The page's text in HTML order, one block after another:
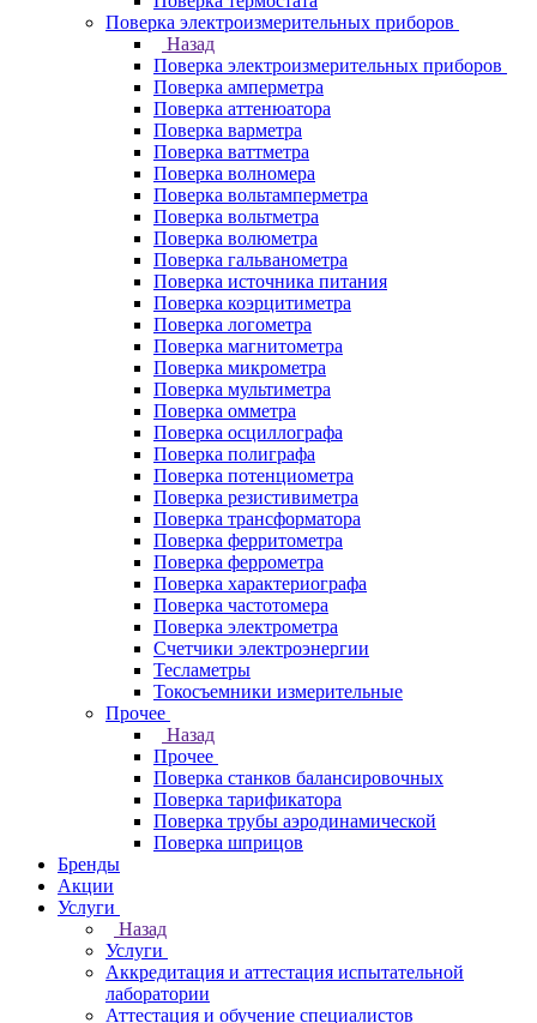
Поверка электроизмерительных приборов
Назад
Поверка электроизмерительных приборов
Поверка амперметра
Поверка аттенюатора
Поверка варметра
Поверка ваттметра
Поверка волномера
Поверка вольтамперметра
Поверка вольтметра
Поверка волюметра
Поверка гальванометра
Поверка источника питания
Поверка коэрцитиметра
Поверка логометра
Поверка магнитометра
Поверка микрометра
Поверка мультиметра
Поверка омметра
Поверка осциллографа
Поверка полиграфа
Поверка потенциометра
Поверка резистивиметра
Поверка трансформатора
Поверка ферритометра
Поверка феррометра
Поверка характериографа
Поверка частотомера
Поверка электрометра
Счетчики электроэнергии
Тесламетры
Токосъемники измерительные
Прочее
Назад
Прочее
Поверка станков балансировочных
Поверка тарификатора
Поверка трубы аэродинамической
Поверка шприцов
Бренды
Акции
Услуги
Назад
Услуги
Аккредитация и аттестация испытательной
лаборатории
Аттестация и обучение специалистов